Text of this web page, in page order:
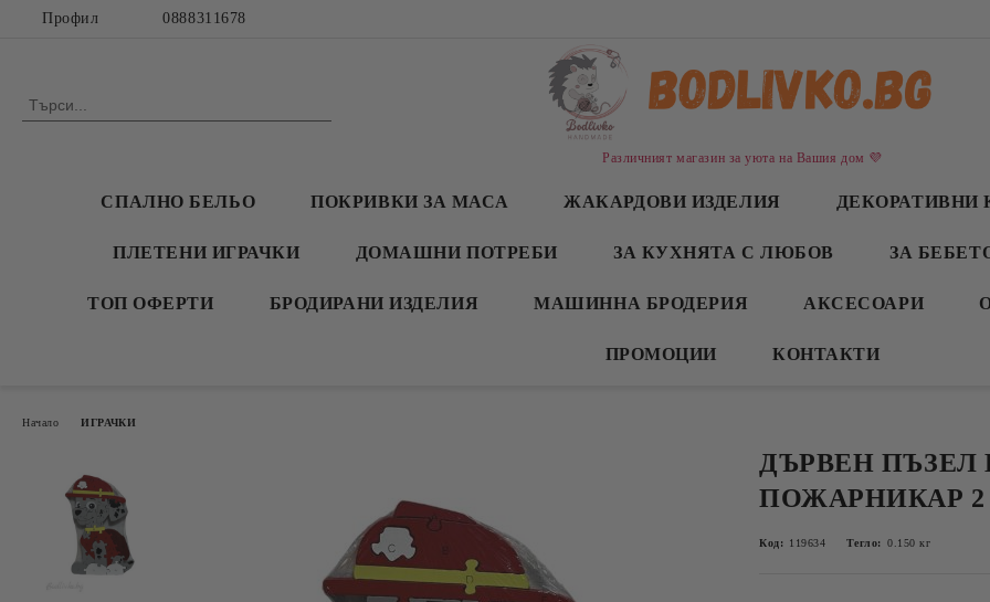
Профил 0888311678
Различният магазин за уюта на Вашия дом 💜
СПАЛНО БЕЛЬО ПОКРИВКИ ЗА МАСА ЖАКАРДОВИ ИЗДЕЛИЯ ДЕКОРАТИВНИ
ПЛЕТЕНИ ИГРАЧКИ ДОМАШНИ ПОТРЕБИ ЗА КУХНЯТА С ЛЮБОВ ЗА
ТОП ОФЕРТИ БРОДИРАНИ ИЗДЕЛИЯ МАШИННА БРОДЕРИЯ АКСЕСОАРИ
ПРОМОЦИИ КОНТАКТИ
Начало ИГРАЧКИ
ДЪРВЕН ПЪЗЕЛ
ПОЖАРНИКАР 2
Код: 119634 Тегло: 0.150 кг